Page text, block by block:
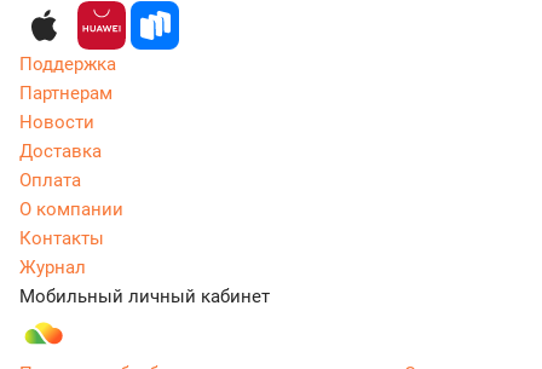
Поддержка
Партнерам
Новости
Доставка
Оплата
О компании
Контакты
Журнал
Мобильный личный кабинет